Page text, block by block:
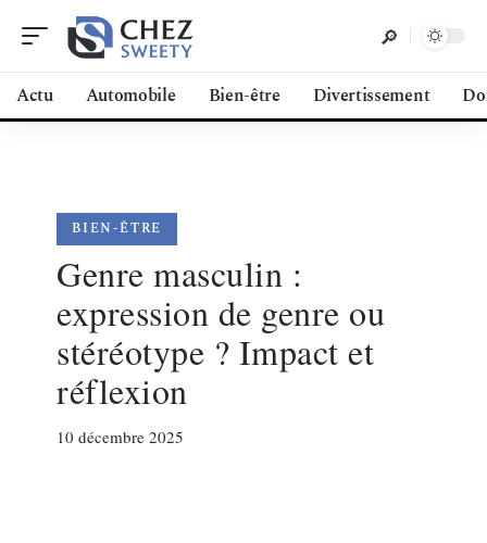
Actu Automobile Bien-être Divertissement
BIEN-ÊTRE
Genre masculin :
expression de genre ou
stéréotype ? Impact et
réflexion
10 décembre 2025